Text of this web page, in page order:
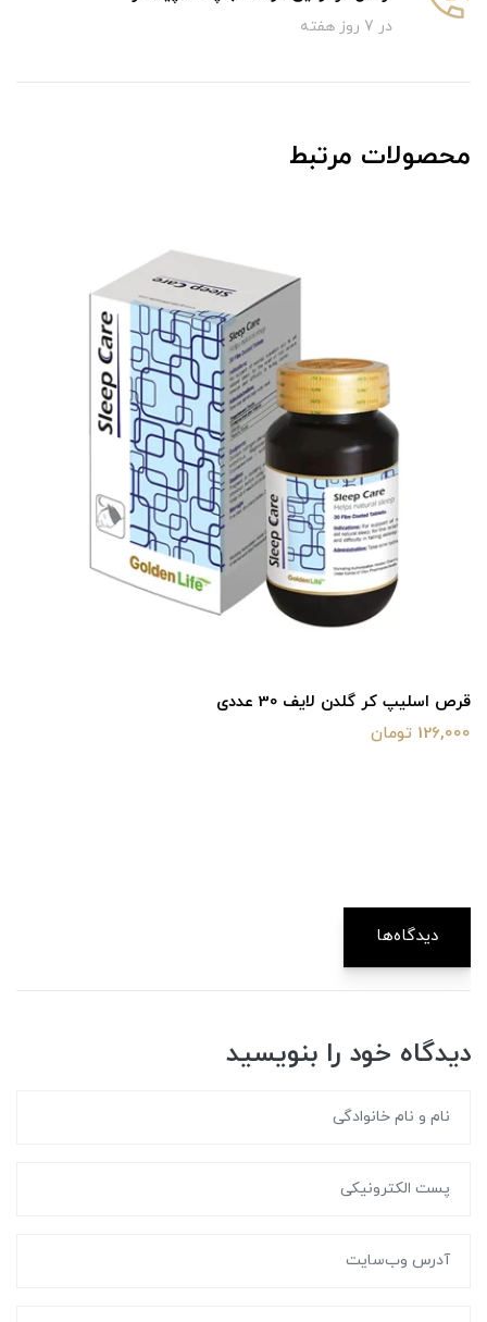
در 7 روز هفته
محصولات مرتبط
قرص اسلیپ کر گلدن لایف 30 عددی
126,000 تومان
دیدگاه‌ها
دیدگاه خود را بنویسید